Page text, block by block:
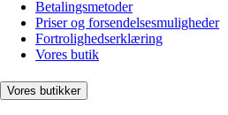
Betalingsmetoder
Priser og forsendelsesmuligheder
Fortrolighedserklæring
Vores butik
Vores butikker